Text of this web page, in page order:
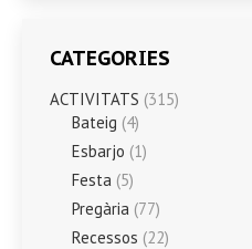
CATEGORIES
ACTIVITATS (315)
Bateig (4)
Esbarjo (1)
Festa (5)
Pregària (77)
Recessos (22)